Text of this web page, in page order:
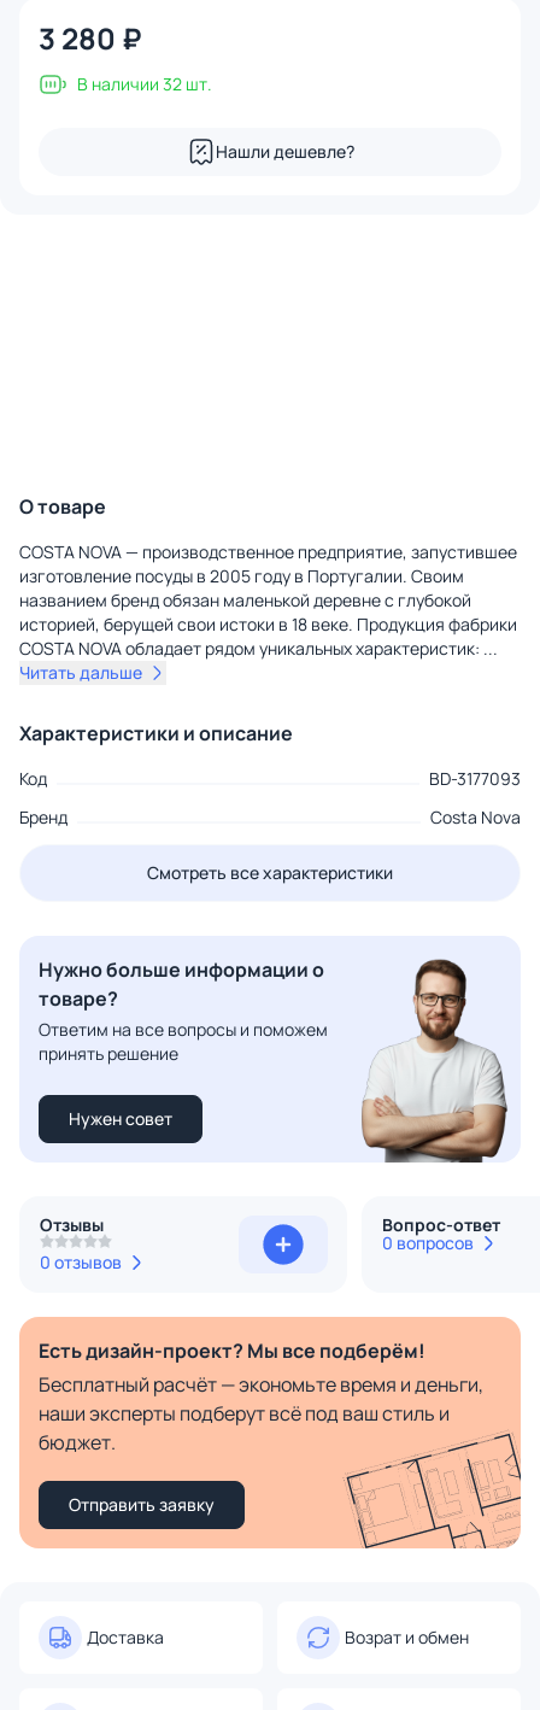
3 280 ₽
В наличии 32 шт.
Нашли дешевле?
О товаре
COSTA NOVA — производственное предприятие, запустившее
изготовление посуды в 2005 году в Португалии. Своим
названием бренд обязан маленькой деревне с глубокой
историей, берущей свои истоки в 18 веке. Продукция фабрики
COSTA NOVA обладает рядом уникальных характеристик: ...
Читать дальше
Характеристики и описание
Код
BD-3177093
Бренд
Costa Nova
Смотреть все характеристики
Нужно больше информации о
товаре?
Ответим на все вопросы и поможем
принять решение
Нужен совет
Отзывы
0 отзывов
Вопрос-ответ
0 вопросов
Есть дизайн-проект? Мы все подберём!
Бесплатный расчёт — экономьте время и деньги,
наши эксперты подберут всё под ваш стиль и
бюджет.
Отправить заявку
Доставка Возрат и обмен